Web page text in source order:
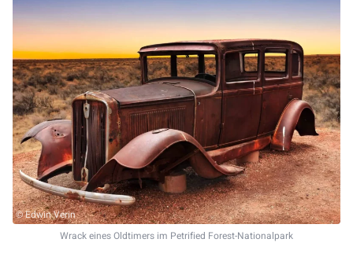
© Edwin Verin
Wrack eines Oldtimers im Petrified Forest-Nationalpark